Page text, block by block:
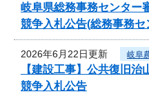
岐阜県総務事務センター
競争入札公告(総務事務セ
2026年6月22日更新 岐阜
【建設工事】公共復旧
競争入札公告